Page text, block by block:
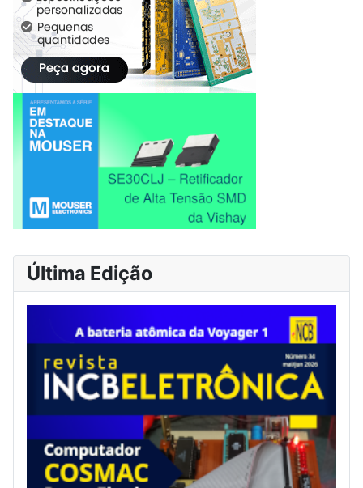
Última Edição